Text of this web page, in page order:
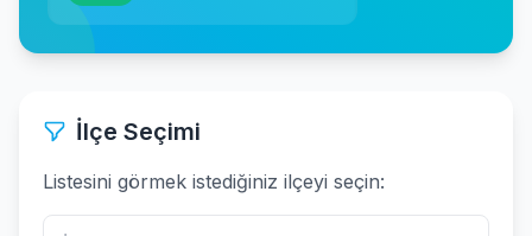
İlçe Seçimi
Listesini görmek istediğiniz ilçeyi seçin: